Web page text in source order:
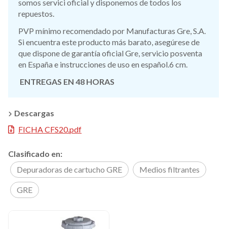
somos servici oficial y disponemos de todos los
repuestos.
PVP mínimo recomendado por Manufacturas Gre, S.A.
Si encuentra este producto más barato, asegúrese de
que dispone de garantía oficial Gre, servicio posventa
en España e instrucciones de uso en español.6 cm.
ENTREGAS EN 48 HORAS
Descargas
FICHA CFS20.pdf
Clasificado en:
Depuradoras de cartucho GRE
Medios filtrantes
GRE